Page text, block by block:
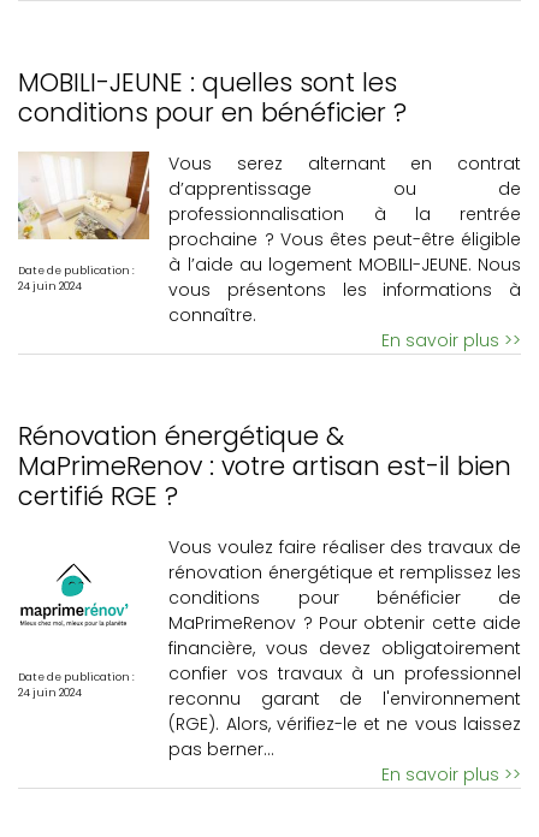
MOBILI-JEUNE : quelles sont les
conditions pour en bénéficier ?
Date de publication :
24 juin 2024
Vous serez alternant en contrat
d’apprentissage ou de
professionnalisation à la rentrée
prochaine ? Vous êtes peut-être éligible
à l’aide au logement MOBILI-JEUNE. Nous
vous présentons les informations à
connaître.
En savoir plus >>
Rénovation énergétique &
MaPrimeRenov : votre artisan est-il bien
certifié RGE ?
Date de publication :
24 juin 2024
Vous voulez faire réaliser des travaux de
rénovation énergétique et remplissez les
conditions pour bénéficier de
MaPrimeRenov ? Pour obtenir cette aide
financière, vous devez obligatoirement
confier vos travaux à un professionnel
reconnu garant de l'environnement
(RGE). Alors, vérifiez-le et ne vous laissez
pas berner…
En savoir plus >>